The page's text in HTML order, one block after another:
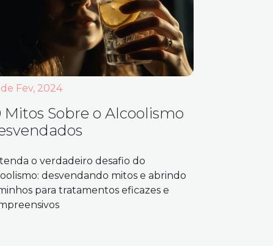
Fev, 2024
Mitos Sobre o Alcoolismo
o verdadeiro desafio do
desvendando mitos e abrindo
para tratamentos eficazes e